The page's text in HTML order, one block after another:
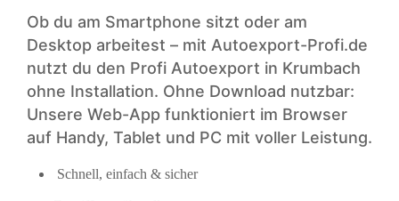
Ob du am Smartphone sitzt oder am
Desktop arbeitest – mit Autoexport-Profi.de
nutzt du den Profi Autoexport in Krumbach
ohne Installation. Ohne Download nutzbar:
Unsere Web-App funktioniert im Browser
auf Handy, Tablet und PC mit voller Leistung.
Schnell, einfach & sicher